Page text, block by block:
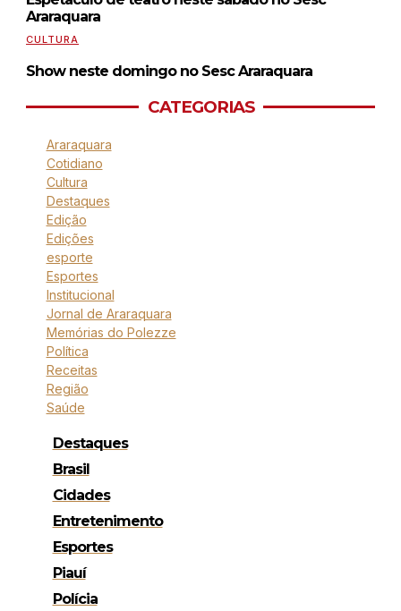
Araraquara
CULTURA
Show neste domingo no Sesc Araraquara
CATEGORIAS
Araraquara
Cotidiano
Cultura
Destaques
Edição
Edições
esporte
Esportes
Institucional
Jornal de Araraquara
Memórias do Polezze
Política
Receitas
Região
Saúde
Destaques
Brasil
Cidades
Entretenimento
Esportes
Piauí
Polícia